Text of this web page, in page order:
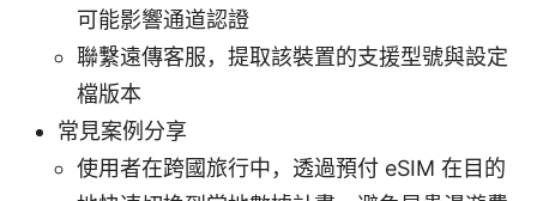
可能影響通道認證
聯繫遠傳客服，提取該裝置的支援型號與設定
檔版本
常見案例分享
使用者在跨國旅行中，透過預付 eSIM 在目的